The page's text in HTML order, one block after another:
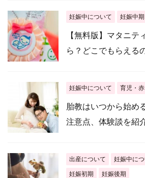
妊娠中について 妊娠中期
【無料版】マタニテ
ら？どこでもらえる
妊娠中について 育児・
胎教はいつから始め
注意点、体験談を紹
出産について 妊娠中に
妊娠初期 妊娠後期